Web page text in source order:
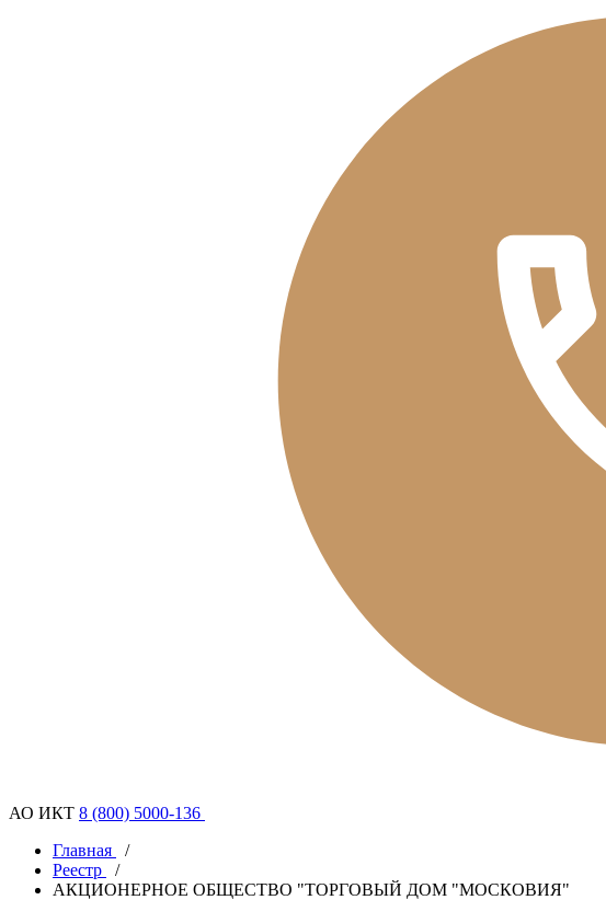
АО ИКТ 8 (800) 5000-136
Главная
/
Реестр
/
АКЦИОНЕРНОЕ ОБЩЕСТВО "ТОРГОВЫЙ ДОМ "МОСКОВИЯ"